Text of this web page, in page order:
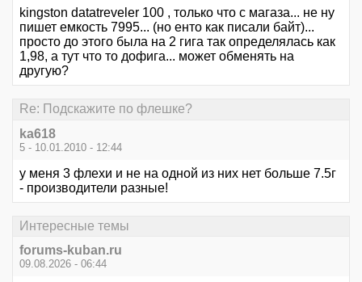
kingston datatreveler 100 , только что с магаза... не ну
пишет емкость 7995... (но енто как писали байт)...
просто до этого была на 2 гига так определялась как
1,98, а тут что то дофига... может обменять на
другую?
Re: Подскажите по флешке?
ka618
5 - 10.01.2010 - 12:44
у меня 3 флехи и не на одной из них нет больше 7.5г
- производители разные!
Интересные темы
forums-kuban.ru
09.08.2026 - 06:44